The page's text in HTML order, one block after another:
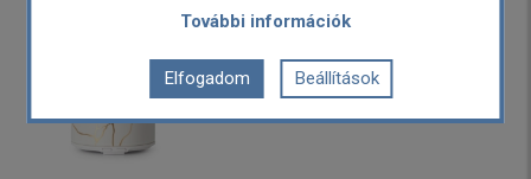
29,900 Ft
27,990 Ft
További információk
Elfogadom Beállítások